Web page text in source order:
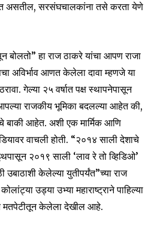
असतील, सरसंघचालकांना तसे करता येणे
हा राज ठाकरे यांचा आपण राजा
अविर्भाव आणत केलेला दावा म्हणजे या
गेल्या २५ वर्षात पक्ष स्थापनेपासून
राजकीय भूमिका बदलल्या आहेत की,
बाकी आहेत. अशी एक मार्मिक आणि
वाचली होती. “२०१४ साली देशाचे
२०१९ साली ‘लाव रे तो व्हिडिओ’
केलेल्या युतीपर्यंत”च्या राज
उड्या उभ्या महाराष्ट्राने पाहिल्या
मतपेटीतून केलेला देखील आहे.